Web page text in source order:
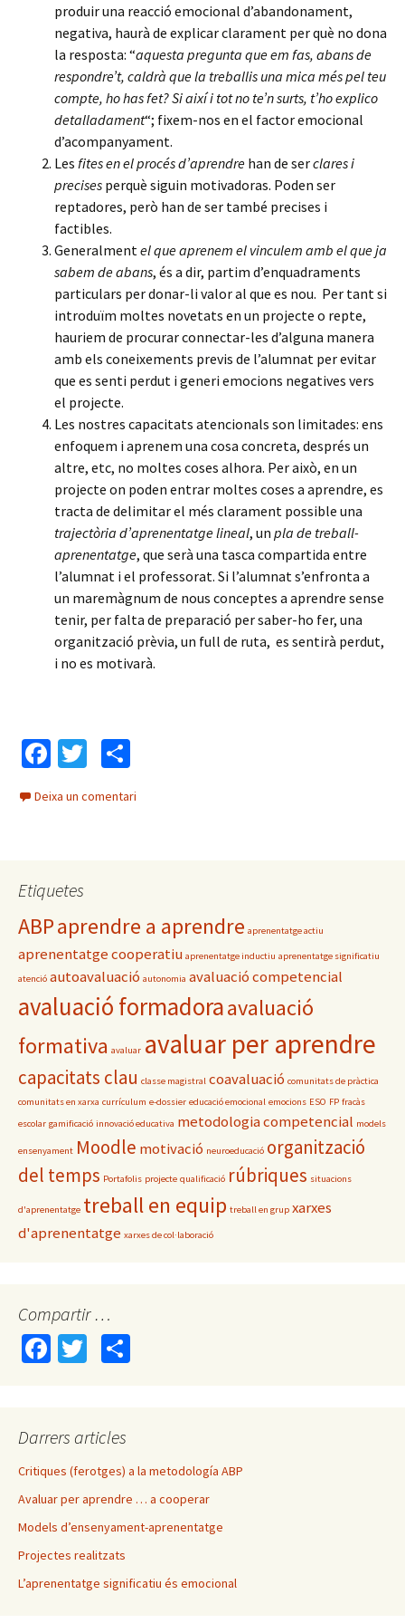
produir una reacció emocional d’abandonament,
negativa, haurà de explicar clarament per què no dona
la resposta: “aquesta pregunta que em fas, abans de
respondre’t, caldrà que la treballis una mica més pel teu
compte, ho has fet? Si així i tot no te’n surts, t’ho explico
detalladament“; fixem-nos en el factor emocional
d’acompanyament.
Les fites en el procés d’aprendre han de serclares i
precises perquè siguin motivadoras. Poden ser
reptadores, però han de ser també precises i
factibles.
Generalmentel que aprenem el vinculem amb el que ja
sabem de abans, és a dir, partim d’enquadraments
particulars per donar-li valor al que es nou. Per tant si
introduïm moltes novetats en un projecte o repte,
hauriem de procurar connectar-les d’alguna manera
amb els coneixements previs de l’alumnat per evitar
que es senti perdut i generi emocions negatives vers
el projecte.
Les nostres capacitats atencionals son limitades: ens
enfoquem i aprenem una cosa concreta, després un
altre, etc, no moltes coses alhora. Per això, en un
projecte on poden entrar moltes coses a aprendre, es
tracta de delimitar el més clarament possible una
trajectòria d’aprenentatge lineal, un pla de treball-
aprenentatge, que serà una tasca compartida entre
l’alumnat i el professorat. Si l’alumnat s’enfronta a
un maremàgnum de nous conceptes a aprendre sense
tenir, per falta de preparació per saber-ho fer, una
organització prèvia, un full de ruta, es sentirà perdut,
i no es motivarà.
Fa
b
k
T
tt
o
m
ix
Deixa un comentari
Etiquetes
ABPaprendre a aprendre aprenentatge actiu
aprenentatge cooperatiu aprenentatge inductiu aprenentatge significatiu
atenció autoavaluació autonomia avaluació competencial
avaluació formadoraavaluació
formativa avaluar avaluar per aprendre
capacitats clau classe magistral coavaluació comunitats de pràctica
comunitats en xarxa currículum e-dossier educació emocional emocions ESO FP fracàs
escolar gamificació innovació educativa metodologia competencial models
ensenyament Moodle motivació neuroeducació organització
del temps Portafolis projecte qualificació rúbriques situacions
d'aprenentatge treball en equip treball en grup xarxes
d'aprenentatge xarxes de col·laboració
Compartir …
Fa
o
o
k
T
er
ar
te
ix
Darrers articles
Critiques (ferotges) a la metodología ABP
Avaluar per aprendre … a cooperar
Models d’ensenyament-aprenentatge
Projectes realitzats
L’aprenentatge significatiu és emocional